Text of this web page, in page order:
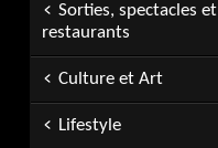
Sorties, spectacles et
restaurants
Culture et Art
Lifestyle